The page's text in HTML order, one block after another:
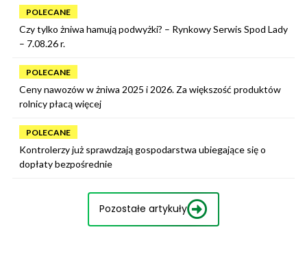
POLECANE
Czy tylko żniwa hamują podwyżki? – Rynkowy Serwis Spod Lady
– 7.08.26 r.
POLECANE
Ceny nawozów w żniwa 2025 i 2026. Za większość produktów
rolnicy płacą więcej
POLECANE
Kontrolerzy już sprawdzają gospodarstwa ubiegające się o
dopłaty bezpośrednie
Pozostałe artykuły